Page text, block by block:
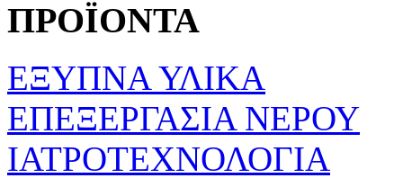
ΠΡΟΪΟΝΤΑ
ΕΞΥΠΝΑ ΥΛΙΚΑ
ΕΠΕΞΕΡΓΑΣΙΑ ΝΕΡΟΥ
ΙΑΤΡΟΤΕΧΝΟΛΟΓΙΑ